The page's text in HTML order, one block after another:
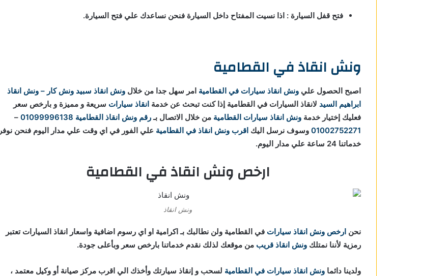
فتح قفل السيارة : اذا نسيت المفتاح داخل السيارة فنحن نساعدك علي فتح السيارة.
ونش انقاذ في القطامية
اصبح الحصول علي ونش انقاذ سيارات في القطامية امر سهل جدا من خلال ونش انقاذ سبيد ونش كار – ونش انقاذ
ابراهيم السيد لانقاذ السيارات في القطامية إذا كنت تبحث عن خدمة انقاذ سيارات سريعة و مميزة و بارخص سعر
فعليك إختيار خدمة ونش انقاذ سيارات القطامية من خلال الاتصال بـرقم ونش انقاذ القطامية 01099996138
–
01002752271 وسوف نرسل اليك اقرب ونش انقاذ في القطامية علي الفور في اي وقت علي مدار اليوم فنحن نوفر
خدماتنا 24 ساعة علي مدار اليوم.
ارخص ونش انقاذ في القطامية
ونش انقاذ
نحن ارخص ونش انقاذ سيارات في القطامية ولن نطالبك بـ اكرامية او اي رسوم اضافية واسعار انقاذ السيارات تعتبر
رمزية لأننا نمتلك ونش انقاذ قريب من موقعك لذلك نقدم خدماتنا بارخص سعر وبأعلى جودة.
ولدينا دائما ونش انقاذ سيارات في القطامية لسحب و إنقاذ سيارتك وأخذك الي اقرب مركز صيانة أو وكيل معتمد ،